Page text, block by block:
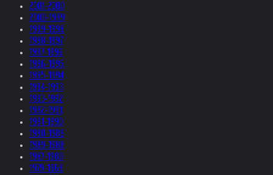
2001-2000
2000-1999
1999-1998
1998-1997
1997-1996
1996-1995
1995-1994
1994-1993
1993-1992
1992-1991
1991-1990
1990-1989
1989-1988
1987-1980
1979-1969